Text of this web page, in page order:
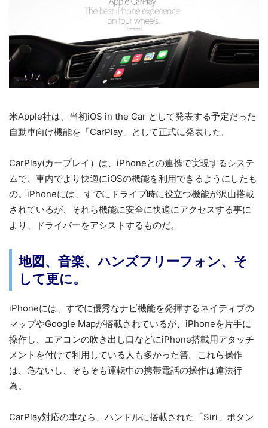
米Apple社は、当初iOS in the Car として発表する予定だった
自動車向け機能を「CarPlay」として正式に発表した。
CarPlay(カープレイ）は、iPhoneとの連携で実現するシステ
ムで、車内でより快適にiOSの機能を利用できるようにしたも
の。iPhoneには、すでにドライブ時に役立つ機能が沢山搭載
されているが、それら機能に安全に快適にアクセスする事に
より、ドライバーをアシストするものだ。
地図、音楽、ハンズフリーフォン、そ
して更に。
iPhoneには、すでに優秀なナビ機能を発揮するネイティブの
マップやGoogle Mapが搭載されているが、iPhoneを片手に
操作し、エアコンの吹き出し口などにiPhone搭載用アタッチ
メントを付けて利用している人も多かった筈。これら操作
は、危ないし、そもそも運転中の携帯電話の操作は違法行
為。
CarPlay対応の車なら、ハンドルに搭載された「Siri」ボタン